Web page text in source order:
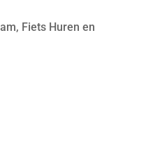
Fiets Huren en